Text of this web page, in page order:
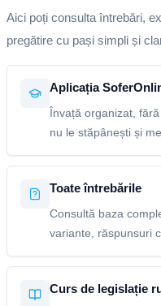
Aici poți consulta întrebări,
pregătire cu pași simpli și
Aplicația
Învață organizat,
nu le stăpânești și
Toate întrebările
Consultă baza
variante, răspunsuri
Curs de legislație